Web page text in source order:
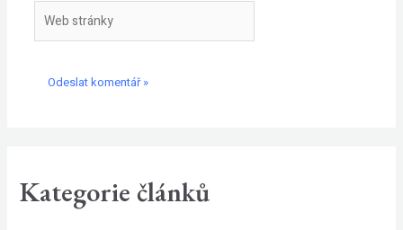
Kategorie článků
stránky